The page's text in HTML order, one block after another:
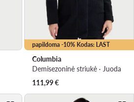
papildoma -10% Kodas: LAST
Columbia
Demisezoninė striukė · Juoda
111,99€